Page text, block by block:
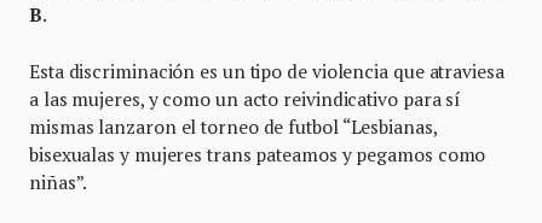
B.
Esta discriminación es un tipo de violencia que atraviesa
a las mujeres, y como un acto reivindicativo para sí
mismas lanzaron el torneo de futbol “Lesbianas,
bisexualas y mujeres trans pateamos y pegamos como
niñas”.